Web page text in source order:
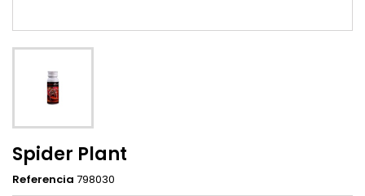
Spider Plant
Referencia 798030